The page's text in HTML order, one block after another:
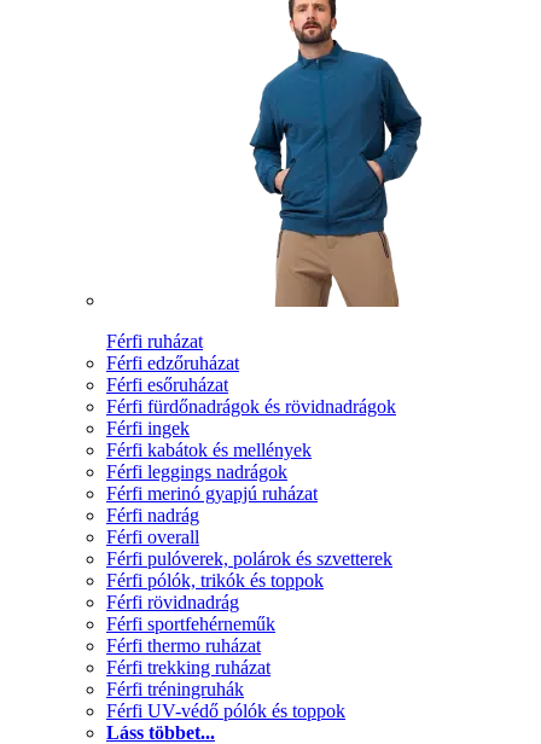
Férfi ruházat
Férfi edzőruházat
Férfi esőruházat
Férfi fürdőnadrágok és rövidnadrágok
Férfi ingek
Férfi kabátok és mellények
Férfi leggings nadrágok
Férfi merinó gyapjú ruházat
Férfi nadrág
Férfi overall
Férfi pulóverek, polárok és szvetterek
Férfi pólók, trikók és toppok
Férfi rövidnadrág
Férfi sportfehérneműk
Férfi thermo ruházat
Férfi trekking ruházat
Férfi tréningruhák
Férfi UV-védő pólók és toppok
Láss többet...